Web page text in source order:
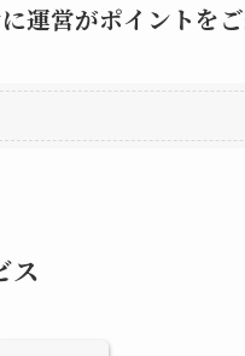
運営がポイントを
ス